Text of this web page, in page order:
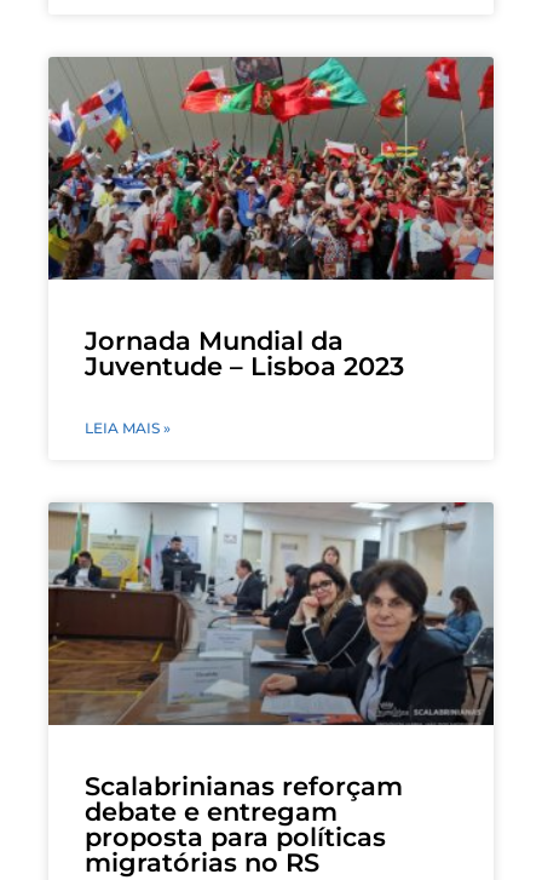
Jornada Mundial da
Juventude – Lisboa 2023
LEIA MAIS »
Scalabrinianas reforçam
debate e entregam
proposta para políticas
migratórias no RS